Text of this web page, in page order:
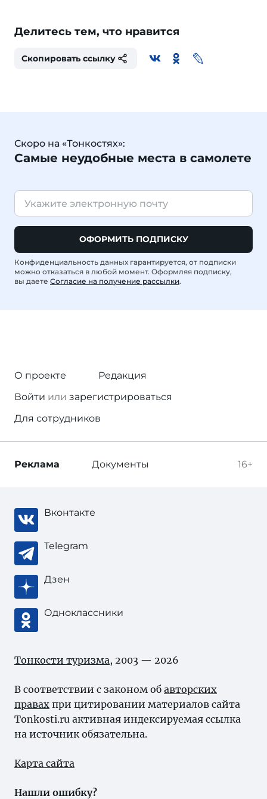
Делитесь тем, что нравится
Скопировать ссылку
Скоро на «Тонкостях»:
Самые неудобные места в самолете
ОФОРМИТЬ ПОДПИСКУ
Конфиденциальность данных гарантируется, от подписки
можно отказаться в любой момент. Оформляя подписку,
вы даете Согласие на получение рассылки.
О проекте
Редакция
Войти или зарегистрироваться
Для сотрудников
16+
Реклама Документы
Вконтакте
Telegram
Дзен
Одноклассники
Тонкости туризма, 2003 — 2026
В соответствии с законом об авторских
правах при цитировании материалов сайта
Tonkosti.ru активная индексируемая ссылка
на источник обязательна.
Карта сайта
Нашли ошибку?